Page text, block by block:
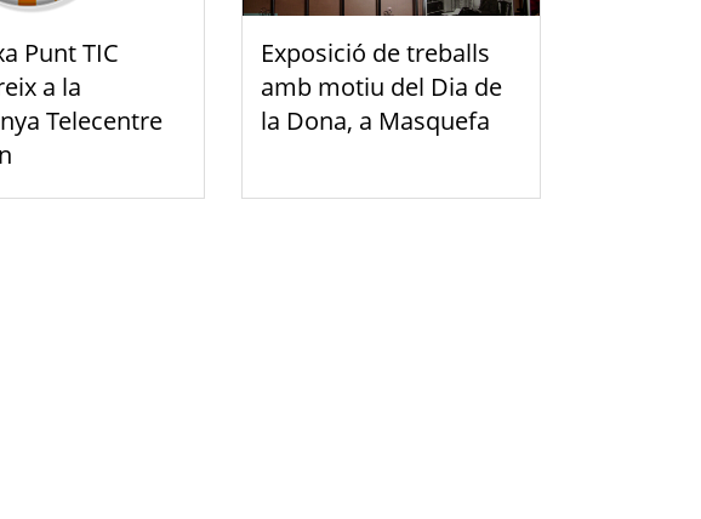
Punt TIC
a la
Telecentre
Exposició de treballs
amb motiu del Dia de
la Dona, a Masquefa